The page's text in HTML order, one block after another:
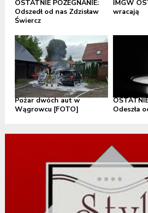
OSTATNIE POŻEGNANIE:
Odszedł od nas Zdzisław
Świercz
IMGW
wracają
Pożar dwóch aut w
Wągrowcu [FOTO]
Odeszła